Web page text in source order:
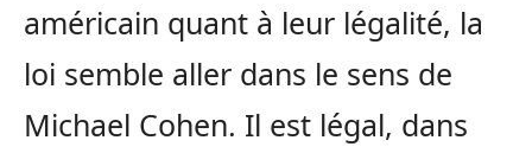
américain quant à leur légalité, la
loi semble aller dans le sens de
Michael Cohen. Il est légal, dans